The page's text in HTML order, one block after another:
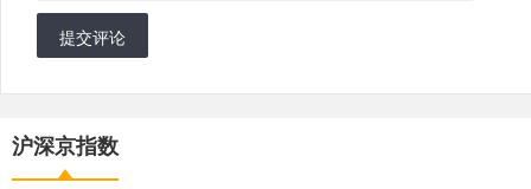
提交评论
沪深京指数